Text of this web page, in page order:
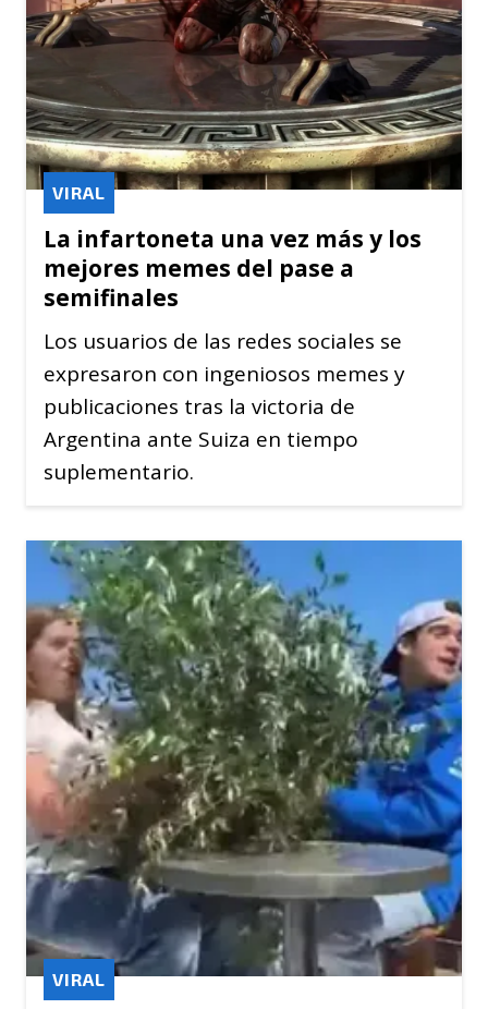
La infartoneta una vez más y los
mejores memes del pase a
semifinales
VIRAL
Los usuarios de las redes sociales se
expresaron con ingeniosos memes y
publicaciones tras la victoria de
Argentina ante Suiza en tiempo
suplementario.
VIRAL